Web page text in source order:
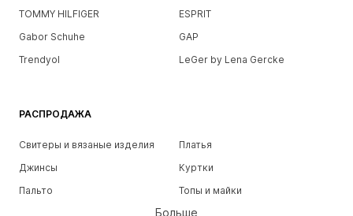
TOMMY HILFIGER
ESPRIT
Gabor Schuhe
GAP
Trendyol
LeGer by Lena Gercke
РАСПРОДАЖА
Свитеры и вязаные изделия
Платья
Джинсы
Куртки
Пальто
Топы и майки
Белье
Больше